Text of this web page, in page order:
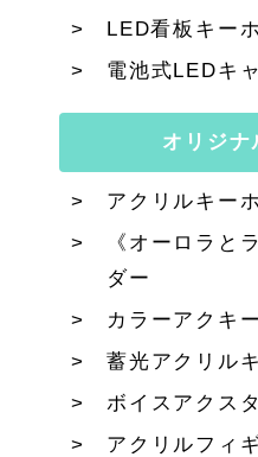
LED看板キー
電池式LEDキ
オリジナ
アクリルキー
《オーロラと
ダー
カラーアクキー
蓄光アクリル
ボイスアクスタ
アクリルフィ